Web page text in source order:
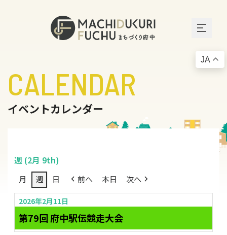
CALENDAR
イベントカレンダー
週 (2月 9th)
月 週 日 前へ 本日 次へ
2026年2月11日
第79回 府中駅伝競走大会
JA